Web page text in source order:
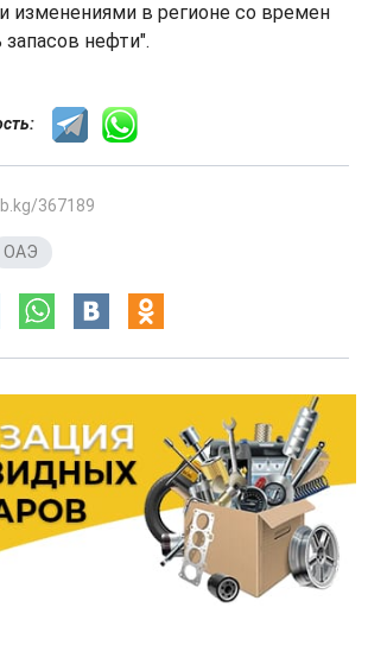
изменениями в регионе со времен
нефти".
367189
ОАЭ